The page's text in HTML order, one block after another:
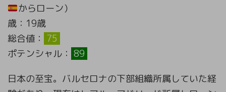
からローン）
歳：19歳
総合値： 75
ポテンシャル： 89
日本の至宝。バルセロナの下部組織所属していた経